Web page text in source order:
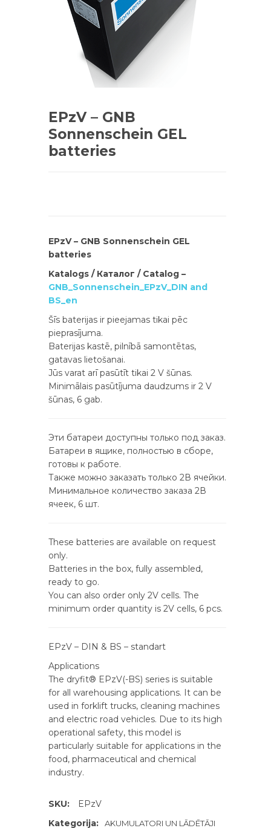
EPzV – GNB
Sonnenschein GEL
batteries
EPzV – GNB Sonnenschein GEL
batteries
Katalogs / Каталог / Catalog –
GNB_Sonnenschein_EPzV_DIN and
BS_en
Šīs baterijas ir pieejamas tikai pēc
pieprasījuma.
Baterijas kastē, pilnībā samontētas,
gatavas lietošanai.
Jūs varat arī pasūtīt tikai 2 V šūnas.
Minimālais pasūtījuma daudzums ir 2 V
šūnas, 6 gab.
Эти батареи доступны только под заказ.
Батареи в ящике, полностью в сборе,
готовы к работе.
Также можно заказать только 2В ячейки.
Минимальное количество заказа 2В
ячеек, 6 шт.
These batteries are available on request
only.
Batteries in the box, fully assembled,
ready to go.
You can also order only 2V cells. The
minimum order quantity is 2V cells, 6 pcs.
EPzV – DIN & BS – standart
Applications
The dryfit® EPzV(-BS) series is suitable
for all warehousing applications. It can be
used in forklift trucks, cleaning machines
and electric road vehicles. Due to its high
operational safety, this model is
particularly suitable for applications in the
food, pharmaceutical and chemical
industry.
SKU:
EPzV
Kategorija:
AKUMULATORI UN LĀDĒTĀJI